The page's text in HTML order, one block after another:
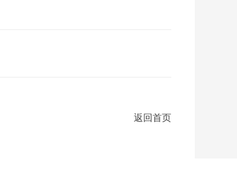
返回首页